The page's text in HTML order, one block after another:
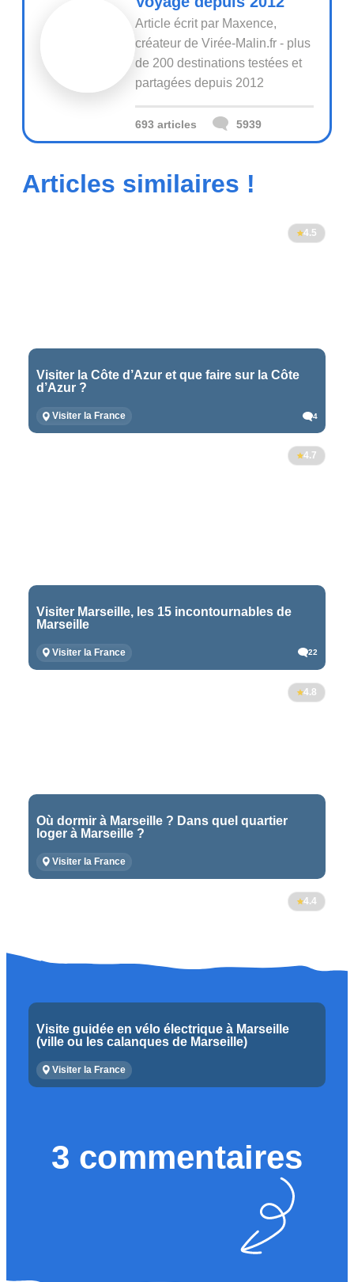
Article écrit par Maxence,
créateur de Virée-Malin.fr - plus
de 200 destinations testées et
partagées depuis 2012
693 articles 5939
Articles similaires !
4.5
Visiter la Côte d’Azur et que faire sur la Côte
d’Azur ?
Visiter la France 4
4.7
Visiter Marseille, les 15 incontournables de
Marseille
Visiter la France 22
4.8
Où dormir à Marseille ? Dans quel quartier
loger à Marseille ?
Visiter la France
4.4
Visite guidée en vélo électrique à Marseille
(ville ou les calanques de Marseille)
Visiter la France
3 commentaires